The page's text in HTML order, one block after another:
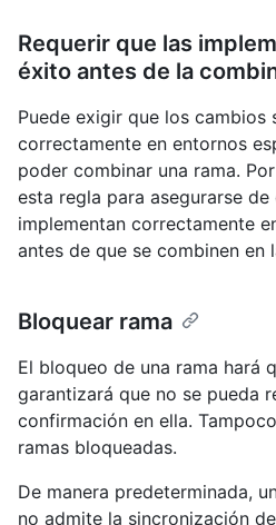
Requerir que las
éxito antes de la
Puede exigir que los cambios
correctamente en entornos
poder combinar una rama.
esta regla para asegurarse
implementan correctamente
antes de que se combinen en
Bloquear rama
El bloqueo de una rama hará
garantizará que no se pueda
confirmación en ella.
ramas bloqueadas.
De manera predeterminada,
no admite la sincronización